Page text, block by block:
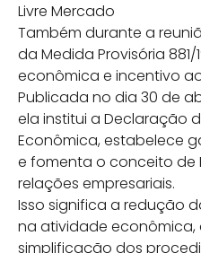
Livre Mercado
Também durante a
da Medida Provisória
econômica e incentivo
Publicada no dia 30 de
ela institui a Declaração
Econômica, estabelece
e fomenta o conceito de
relações empresariais.
Isso significa a redução
na atividade
simplificação dos